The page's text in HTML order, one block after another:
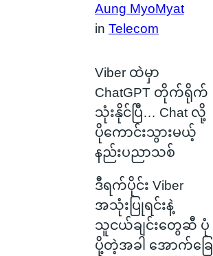
Aung MyoMyat
in Telecom
Viber ထဲမှာ
ChatGPT တိုက်ရိုက်
သုံးနိုင်ပြီ… Chat လို့
ပိုကောင်းသွားမယ့်
နည်းပညာသစ်
ဒီရက်ပိုင်း Viber
အသုံးပြုရင်းနဲ့
သူငယ်ချင်းတွေဆီ ပုံ
ပို့တဲ့အခါ အောက်ခြေ